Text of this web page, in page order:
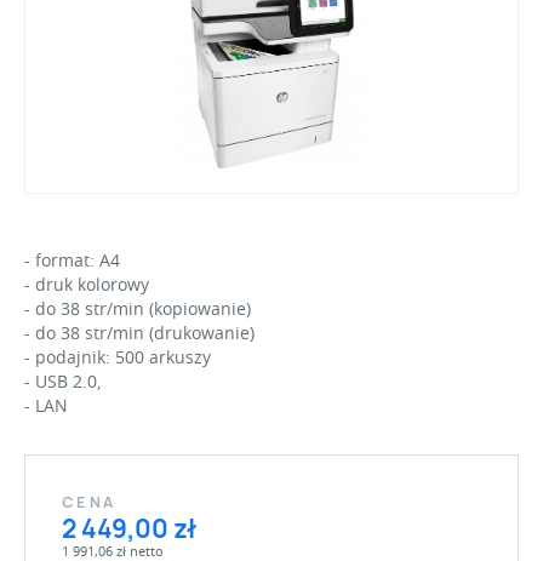
- format: A4
- druk kolorowy
- do 38 str/min (kopiowanie)
- do 38 str/min (drukowanie)
- podajnik: 500 arkuszy
- USB 2.0,
- LAN
CENA
2 449,00 zł
1 991,06 zł netto